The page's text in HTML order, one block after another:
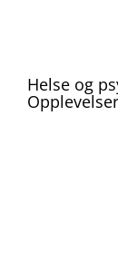
Helse og